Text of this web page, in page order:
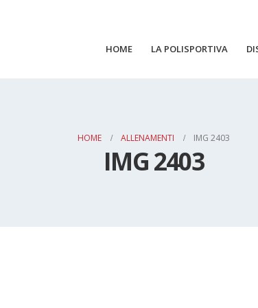
HOME LA POLISPORTIVA
HOME ALLENAMENTI IMG 2403
IMG 2403